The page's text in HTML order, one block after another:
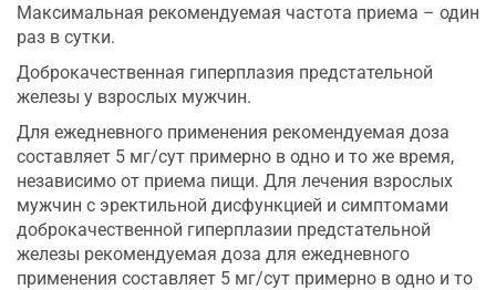
Максимальная рекомендуемая частота приема – один
раз в сутки.
Доброкачественная гиперплазия предстательной
железы у взрослых мужчин.
Для ежедневного применения рекомендуемая доза
составляет 5 мг/сут примерно в одно и то же время,
независимо от приема пищи. Для лечения взрослых
мужчин с эректильной дисфункцией и симптомами
доброкачественной гиперплазии предстательной
железы рекомендуемая доза для ежедневного
применения составляет 5 мг/сут примерно в одно и то